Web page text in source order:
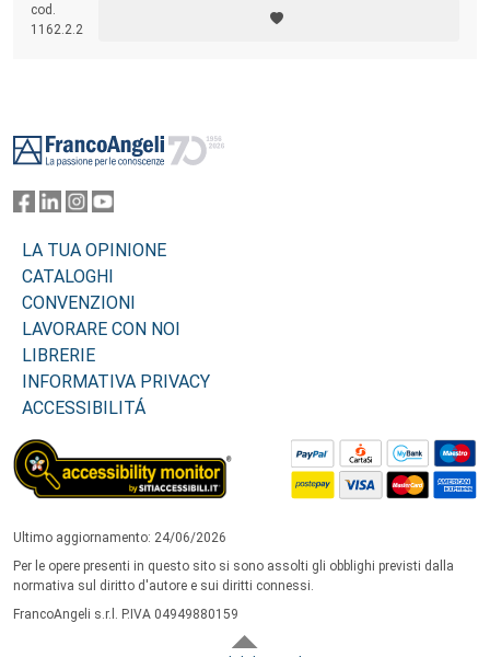
ex-Jugoslavia e dalle condizioni di deprivazione sociale e culturale
sopravvenute in Romania e nell’est europeo.
cod.
1162.2.2
LA TUA OPINIONE
CATALOGHI
CONVENZIONI
LAVORARE CON NOI
LIBRERIE
INFORMATIVA PRIVACY
ACCESSIBILITÁ
Ultimo aggiornamento: 24/06/2026
Per le opere presenti in questo sito si sono assolti gli obblighi previsti dalla
normativa sul diritto d'autore e sui diritti connessi.
FrancoAngeli s.r.l. P.IVA 04949880159